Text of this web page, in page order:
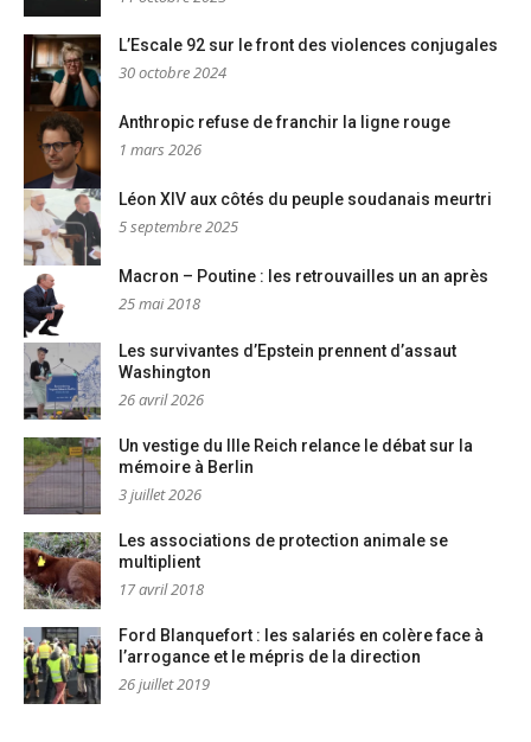
L’Escale 92 sur le front des violences conjugales
30 octobre 2024
Anthropic refuse de franchir la ligne rouge
1 mars 2026
Léon XIV aux côtés du peuple soudanais meurtri
5 septembre 2025
Macron – Poutine : les retrouvailles un an après
25 mai 2018
Les survivantes d’Epstein prennent d’assaut
Washington
26 avril 2026
Un vestige du IIIe Reich relance le débat sur la
mémoire à Berlin
3 juillet 2026
Les associations de protection animale se
multiplient
17 avril 2018
Ford Blanquefort : les salariés en colère face à
l’arrogance et le mépris de la direction
26 juillet 2019